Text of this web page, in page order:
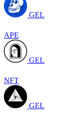
GEL
APE
GEL
NFT
GEL